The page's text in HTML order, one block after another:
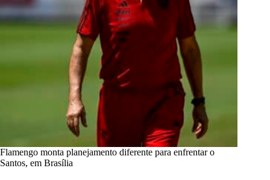
Flamengo monta planejamento diferente para enfrentar o
Santos, em Brasília